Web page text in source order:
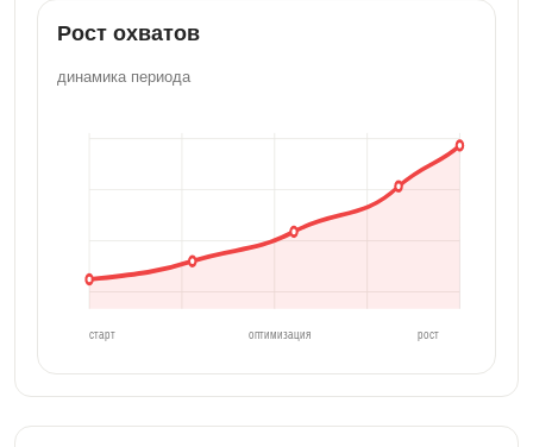
Рост охватов
динамика периода
старт оптимизация рост